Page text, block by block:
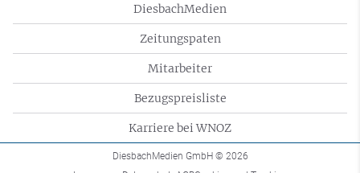
DiesbachMedien
Zeitungspaten
Mitarbeiter
Bezugspreisliste
Karriere bei WNOZ
DiesbachMedien GmbH © 2026